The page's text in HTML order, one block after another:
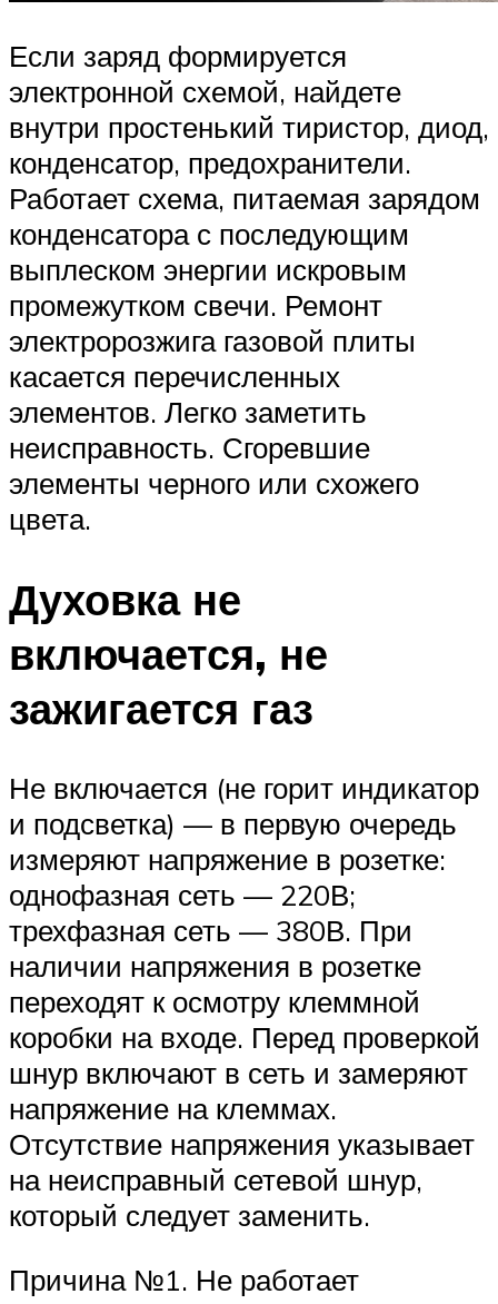
Если заряд формируется
электронной схемой, найдете
внутри простенький тиристор, диод,
конденсатор, предохранители.
Работает схема, питаемая зарядом
конденсатора с последующим
выплеском энергии искровым
промежутком свечи. Ремонт
электророзжига газовой плиты
касается перечисленных
элементов. Легко заметить
неисправность. Сгоревшие
элементы черного или схожего
цвета.
Духовка не
включается, не
зажигается газ
Не включается (не горит индикатор
и подсветка) — в первую очередь
измеряют напряжение в розетке:
однофазная сеть — 220В;
трехфазная сеть — 380В. При
наличии напряжения в розетке
переходят к осмотру клеммной
коробки на входе. Перед проверкой
шнур включают в сеть и замеряют
напряжение на клеммах.
Отсутствие напряжения указывает
на неисправный сетевой шнур,
который следует заменить.
Причина №1. Не работает